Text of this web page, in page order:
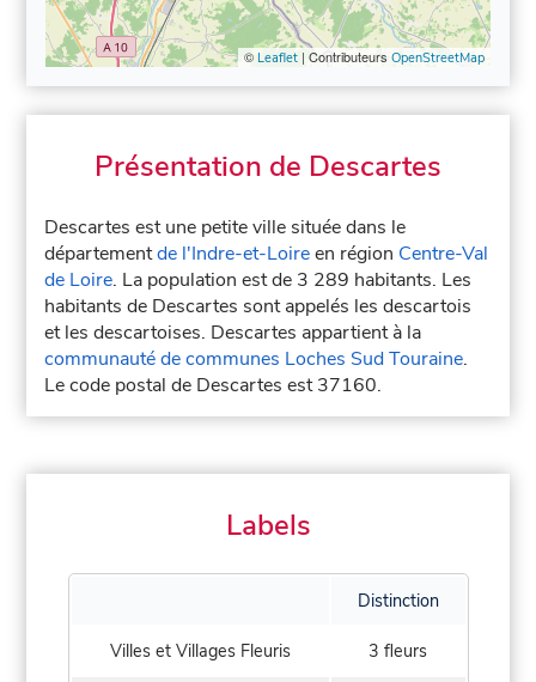
© Leaflet| Contributeurs OpenStreetMap
Présentation de Descartes
Descartes est une petite ville située dans le
départementde l'Indre-et-Loireen région Centre-Val
de Loire. La population est de 3 289 habitants. Les
habitants de Descartes sont appelés les descartois
et les descartoises. Descartes appartient à la
communauté de communes Loches Sud Touraine.
Le code postal de Descartes est 37160.
Labels
Distinction
Villes et Villages Fleuris 3 fleurs